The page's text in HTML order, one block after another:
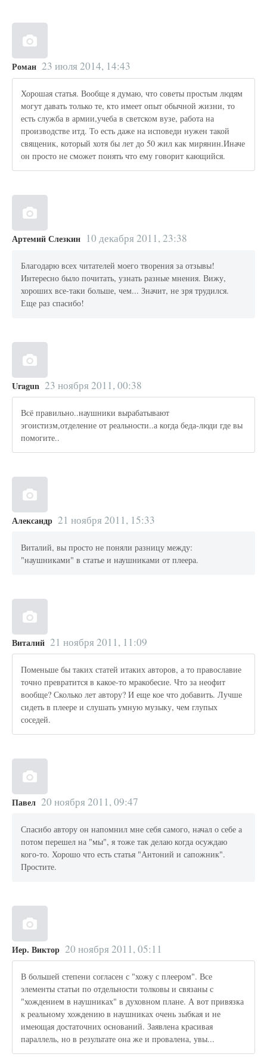
Роман 23 июля 2014, 14:43
Хорошая статья. Вообще я думаю, что советы простым людям
могут давать только те, кто имеет опыт обычной жизни, то
есть служба в армии,учеба в светском вузе, работа на
производстве итд. То есть даже на исповеди нужен такой
священик, который хотя бы лет до 50 жил как мирянин.Иначе
он просто не сможет понять что ему говорит кающийся.
Артемий Слезкин 10 декабря 2011, 23:38
Благодарю всех читателей моего творения за отзывы!
Интересно было почитать, узнать разные мнения. Вижу,
хороших все-таки больше, чем... Значит, не зря трудился.
Еще раз спасибо!
Uragun 23 ноября 2011, 00:38
Всё правильно..наушники вырабатывают
эгоистизм,отделение от реальности..а когда беда-люди где вы
помогите..
Александр 21 ноября 2011, 15:33
Виталий, вы просто не поняли разницу между:
"наушниками" в статье и наушниками от плеера.
Виталий 21 ноября 2011, 11:09
Поменьше бы таких статей итаких авторов, а то православие
точно превратится в какое-то мракобесие. Что за неофит
вообще? Сколько лет автору? И еще кое что добавить. Лучше
сидеть в плеере и слушать умную музыку, чем глупых
соседей.
Павел 20 ноября 2011, 09:47
Спасибо автору он напомнил мне себя самого, начал о себе а
потом перешел на "мы", я тоже так делаю когда осуждаю
кого-то. Хорошо что есть статья "Антоний и сапожник".
Простите.
Иер. Виктор 20 ноября 2011, 05:11
В большей степени согласен с "хожу с плеером". Все
элементы статьи по отдельности толковы и связаны с
"хождением в наушниках" в духовном плане. А вот привязка
к реальному хождению в наушниках очень зыбкая и не
имеющая достаточних оснований. Заявлена красивая
параллель, но в результате она же и провалена, увы...